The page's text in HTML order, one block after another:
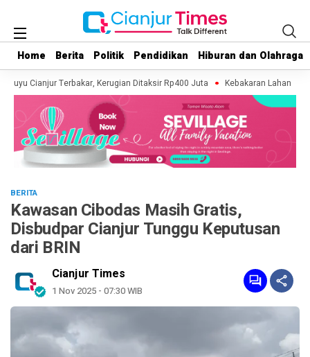
Home Berita Politik Pendidikan Hiburan dan Olahraga
Home Berita Politik Pendidikan Hiburan dan Olahraga
Cianjur Terbakar, Kerugian Ditaksir Rp400 Juta Kebakaran Lahan
BERITA
Kawasan Cibodas Masih Gratis,
Disbudpar Cianjur Tunggu Keputusan
dari BRIN
Cianjur Times
1 Nov 2025 - 07:30 WIB